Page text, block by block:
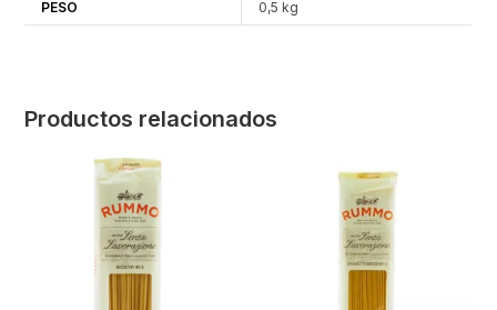
PESO 0,5 kg
Productos relacionados